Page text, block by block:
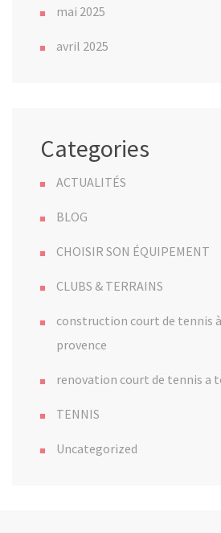
mai 2025
avril 2025
Categories
ACTUALITÉS
BLOG
CHOISIR SON ÉQUIPEMENT
CLUBS & TERRAINS
construction court de tennis
provence
renovation court de tennis a
TENNIS
Uncategorized